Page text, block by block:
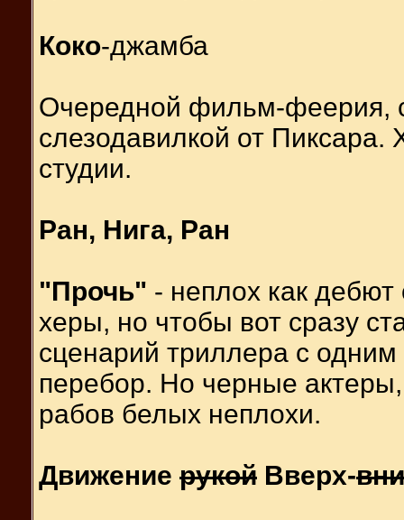
Коко-джамба
Очередной фильм-феерия,
слезодавилкой от
студии.
Ран, Нига, Ран
"Прочь" - неплох как дебют
херы, но чтобы вот сразу
сценарий триллера с
перебор. Но черные
рабов белых неплохи.
Движение рукой Вверх-